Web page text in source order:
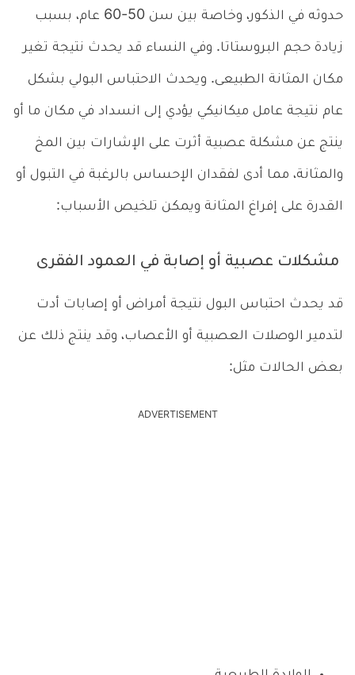
حدوثه في الذكور، وخاصة بين سن 50-60 عام، بسبب
زيادة حجم البروستاتا. وفي النساء قد يحدث نتيجة تغير
مكان المثانة الطبيعى. ويحدث الاحتباس البولي بشكل
عام نتيجة عامل ميكانيكي يؤدي إلى انسداد في مكان ما أو
ينتج عن مشكلة عصبية أثرت على الإشارات بين المخ
والمثانة، مما أدى لفقدان الإحساس بالرغبة في التبول أو
القدرة على إفراغ المثانة ويمكن تلخيص الأسباب:
مشكلات عصبية أو إصابة في العمود الفقرى
قد يحدث احتباس البول نتيجة أمراض أو إصابات أدت
لتدمير الوصلات العصبية أو الأعصاب، وقد ينتج ذلك عن
بعض الحالات مثل:
ADVERTISEMENT